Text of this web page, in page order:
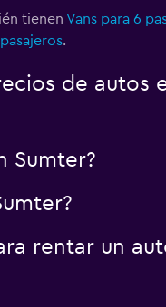
tienen Vans para 6
.
de autos
Sumter?
rentar un